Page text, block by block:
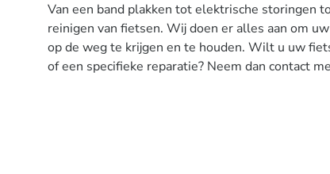
Van een band plakken tot elektrische storingen
reinigen van fietsen. Wij doen er alles aan om
op de weg te krijgen en te houden. Wilt u uw
of een specifieke reparatie? Neem dan contact